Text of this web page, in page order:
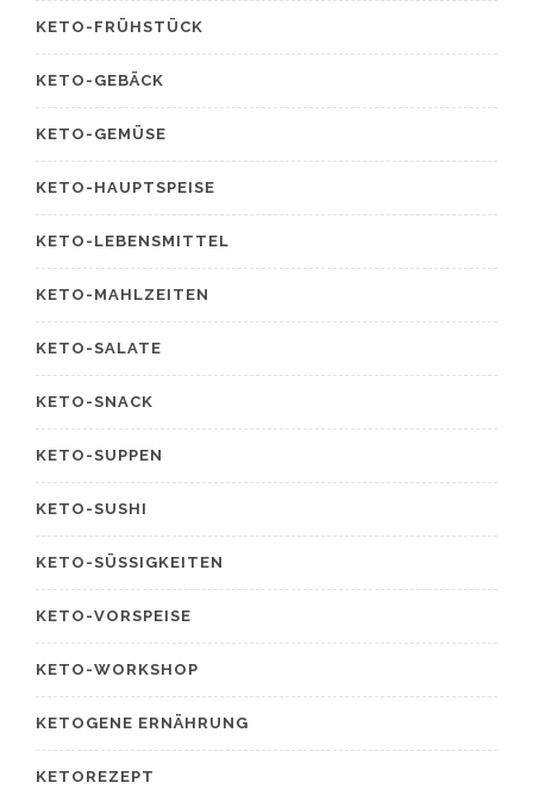
KETO-FRÜHSTÜCK
KETO-GEBÄCK
KETO-GEMÜSE
KETO-HAUPTSPEISE
KETO-LEBENSMITTEL
KETO-MAHLZEITEN
KETO-SALATE
KETO-SNACK
KETO-SUPPEN
KETO-SUSHI
KETO-SÜSSIGKEITEN
KETO-VORSPEISE
KETO-WORKSHOP
KETOGENE ERNÄHRUNG
KETOREZEPT